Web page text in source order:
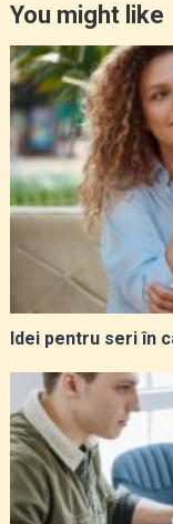
You might like
Idei pentru seri în